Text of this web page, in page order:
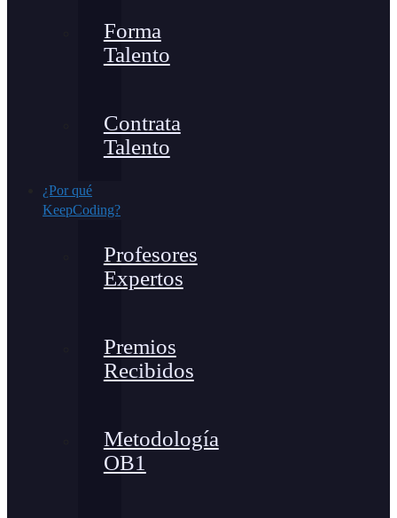
Forma
Talento
Contrata
Talento
¿Por qué
KeepCoding?
Profesores
Expertos
Premios
Recibidos
Metodología
OB1